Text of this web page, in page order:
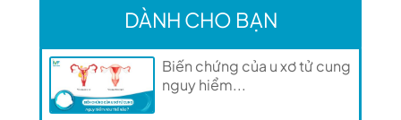
DÀNH CHO BẠN
Biến chứng của u xơ tử cung
nguy hiểm...